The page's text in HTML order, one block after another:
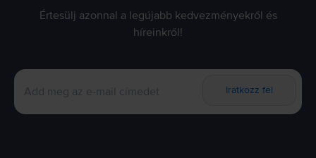
Értesülj azonnal a legújabb kedvezményekről és
híreinkről!
Iratkozz fel